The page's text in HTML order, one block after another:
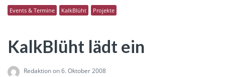
Events & Termine KalkBlüht Projekte
KalkBlüht lädt ein
Redaktionon 6. Oktober 2008